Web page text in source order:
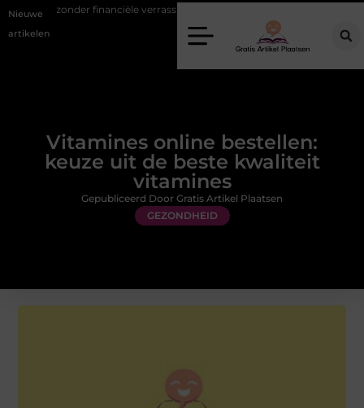
Nieuwe
artikelen
financiële verrassingen Gemiddelde tarieven van een
Vitamines online bestellen:
keuze uit de beste kwaliteit
vitamines
GEZONDHEID
Gepubliceerd Door Gratis Artikel Plaatsen